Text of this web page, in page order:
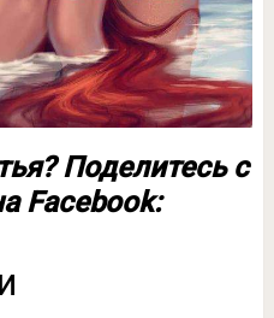
Поделитесь с
Facebook: